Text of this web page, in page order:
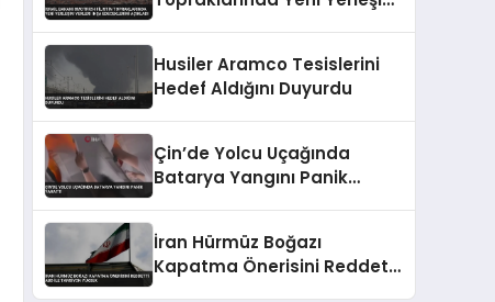
Husiler Aramco Tesislerini
Hedef Aldığını Duyurdu
Çin’de Yolcu Uçağında
Batarya Yangını Panik
İran Hürmüz Boğazı
Kapatma Önerisini Reddetti